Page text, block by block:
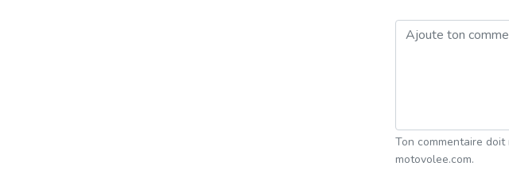
Ton commentaire
motovolee.com.